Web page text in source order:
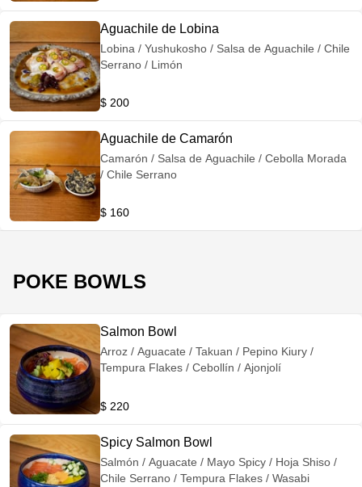
Aguachile de Lobina
Lobina / Yushukosho / Salsa de Aguachile / Chile
Serrano / Limón
$ 200
Aguachile de Camarón
Camarón / Salsa de Aguachile / Cebolla Morada
/ Chile Serrano
$ 160
POKE BOWLS
Salmon Bowl
Arroz / Aguacate / Takuan / Pepino Kiury /
Tempura Flakes / Cebollín / Ajonjolí
$ 220
Spicy Salmon Bowl
Salmón / Aguacate / Mayo Spicy / Hoja Shiso /
Chile Serrano / Tempura Flakes / Wasabi